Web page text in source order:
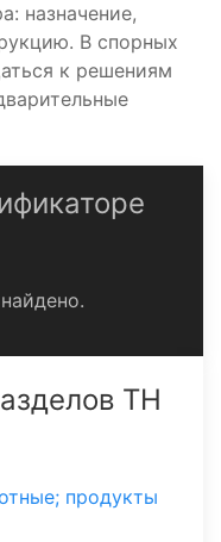
назначение,
В спорных
к решениям
ТН
продукты